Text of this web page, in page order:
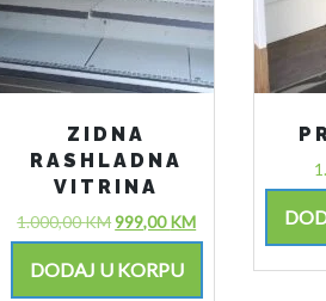
ZIDNA
RASHLADNA
VITRINA
1.000,00KM999,00KM
DODAJ U KORPU